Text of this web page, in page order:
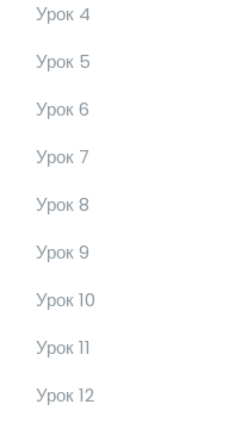
Урок 4
Урок 5
Урок 6
Урок 7
Урок 8
Урок 9
Урок 10
Урок 11
Урок 12